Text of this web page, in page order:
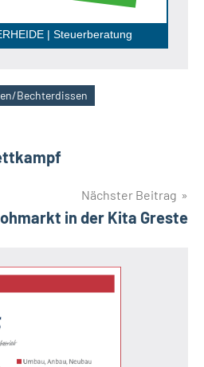
| Steuerberatung
Bechterdissen
Nächster Beitrag
in der Kita Greste